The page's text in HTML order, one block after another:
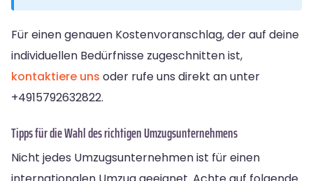
Für einen genauen Kostenvoranschlag, der auf deine
individuellen Bedürfnisse zugeschnitten ist,
kontaktiere uns oder rufe uns direkt an unter
+4915792632822.
Tipps für die Wahl des richtigen Umzugsunternehmens
Nicht jedes Umzugsunternehmen ist für einen